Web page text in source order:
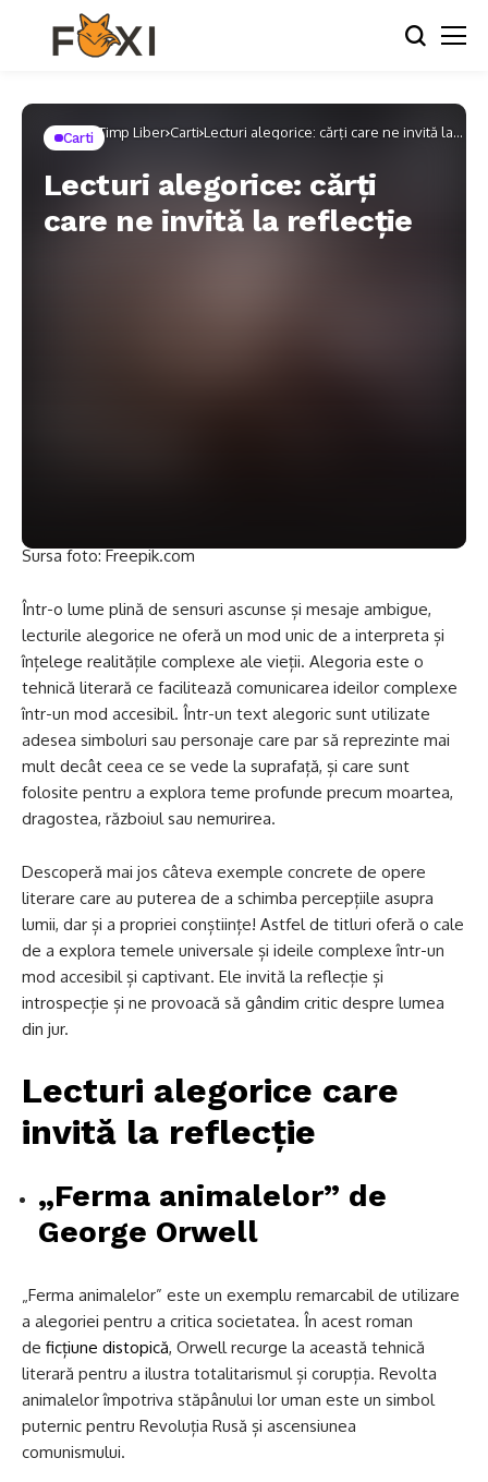
Home Timp Liber Carti Lecturi alegorice: cărți care ne invită la
Carti
Lecturi alegorice: cărți
care ne invită la reflecție
Sursa foto: Freepik.com
Într-o lume plină de sensuri ascunse și mesaje ambigue,
lecturile alegorice ne oferă un mod unic de a interpreta și
înțelege realitățile complexe ale vieții. Alegoria este o
tehnică literară ce facilitează comunicarea ideilor complexe
într-un mod accesibil. Într-un text alegoric sunt utilizate
adesea simboluri sau personaje care par să reprezinte mai
mult decât ceea ce se vede la suprafață, și care sunt
folosite pentru a explora teme profunde precum moartea,
dragostea, războiul sau nemurirea.
Descoperă mai jos câteva exemple concrete de opere
literare care au puterea de a schimba percepțiile asupra
lumii, dar și a propriei conștiințe! Astfel de titluri oferă o cale
de a explora temele universale și ideile complexe într-un
mod accesibil și captivant. Ele invită la reflecție și
introspecție și ne provoacă să gândim critic despre lumea
din jur.
Lecturi alegorice care
invită la reflecție
„Ferma animalelor” de
George Orwell
„Ferma animalelor” este un exemplu remarcabil de utilizare
a alegoriei pentru a critica societatea. În acest roman
de ficțiune distopică, Orwell recurge la această tehnică
literară pentru a ilustra totalitarismul și corupția. Revolta
animalelor împotriva stăpânului lor uman este un simbol
puternic pentru Revoluția Rusă și ascensiunea
comunismului.